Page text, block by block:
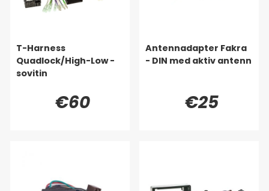
T-Harness
Quadlock/High-Low -
sovitin
€60
Antennadapter Fakra
- DIN med aktiv antenn
€25